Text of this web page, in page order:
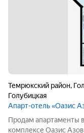
Темрюкский район,
Голубицкая
Апарт-отель «Оазис
Продам апартаменты
комплексе Оазис